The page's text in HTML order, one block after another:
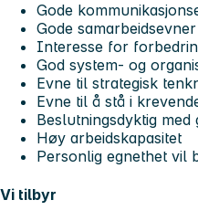
Gode
Gode samarbeidsevner
Interesse for
God system- og
Evne til strategisk
Evne til å stå i
Beslutningsdyktig
Høy arbeidskapasitet
Personlig egnethet vil
Vi tilbyr